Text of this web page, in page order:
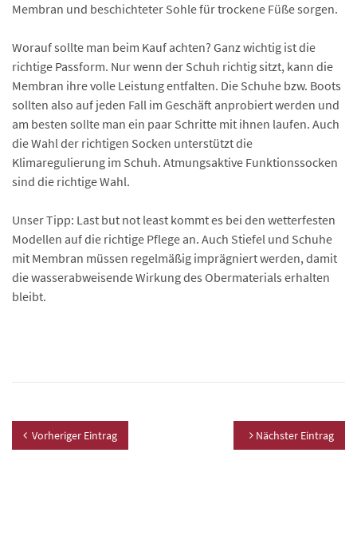
Membran und beschichteter Sohle für trockene Füße sorgen.
Worauf sollte man beim Kauf achten? Ganz wichtig ist die
richtige Passform. Nur wenn der Schuh richtig sitzt, kann die
Membran ihre volle Leistung entfalten. Die Schuhe bzw. Boots
sollten also auf jeden Fall im Geschäft anprobiert werden und
am besten sollte man ein paar Schritte mit ihnen laufen. Auch
die Wahl der richtigen Socken unterstützt die
Klimaregulierung im Schuh. Atmungsaktive Funktionssocken
sind die richtige Wahl.
Unser Tipp: Last but not least kommt es bei den wetterfesten
Modellen auf die richtige Pflege an. Auch Stiefel und Schuhe
mit Membran müssen regelmäßig imprägniert werden, damit
die wasserabweisende Wirkung des Obermaterials erhalten
bleibt.
Vorheriger Eintrag Nächster Eintrag